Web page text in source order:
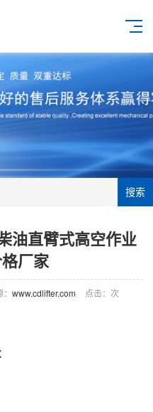
搜索
油直臂式高空作业
厂家
www.cdlifter.com 点击： 次